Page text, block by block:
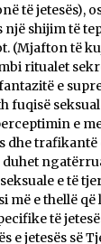
të jetesës),
një shijim të
(Mjafton të
ritualet
e
fuqisë
e
dhe
e të
më e thellë që
të
e jetesës së